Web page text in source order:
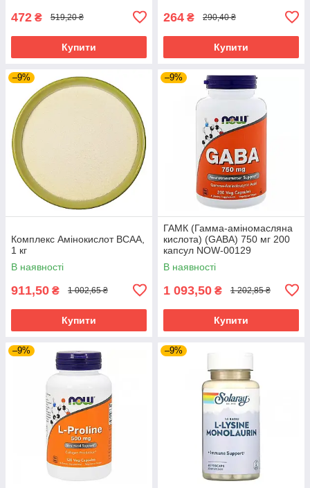
472 ₴ 519,20 ₴
Купити
264 ₴ 290,40 ₴
Купити
–9%
Комплекс Амінокислот ВСАА,
1 кг
В наявності
911,50 ₴ 1 002,65 ₴
Купити
–9%
ГАМК (Гамма-аміномасляна
кислота) (GABA) 750 мг 200
капсул NOW-00129
В наявності
1 093,50 ₴ 1 202,85 ₴
Купити
–9% –9%